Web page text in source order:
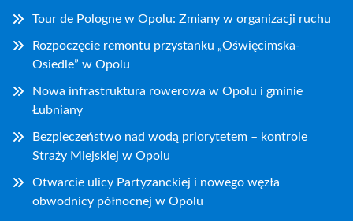
Tour de Pologne w Opolu: Zmiany w organizacji ruchu
Rozpoczęcie remontu przystanku „Oświęcimska-
Osiedle” w Opolu
Nowa infrastruktura rowerowa w Opolu i gminie
Łubniany
Bezpieczeństwo nad wodą priorytetem – kontrole
Straży Miejskiej w Opolu
Otwarcie ulicy Partyzanckiej i nowego węzła
obwodnicy północnej w Opolu